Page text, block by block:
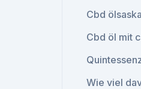
Cbd
Cbd öl mit
Wie viel